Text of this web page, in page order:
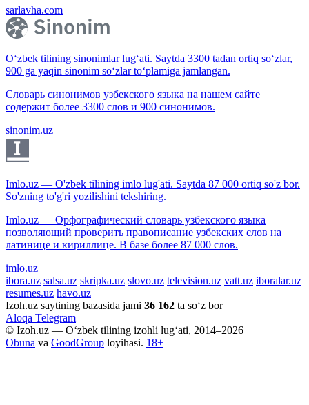
sarlavha.com
O‘zbek tilining sinonimlar lug‘ati. Saytda 3300 tadan ortiq so‘zlar,
900 ga yaqin sinonim so‘zlar to‘plamiga jamlangan.
Словарь синонимов узбекского языка на нашем сайте
содержит более 3300 слов и 900 синонимов.
sinonim.uz
Imlo.uz — O'zbek tilining imlo lug'ati. Saytda 87 000 ortiq so'z bor.
So'zning to'g'ri yozilishini tekshiring.
Imlo.uz — Орфографический словарь узбекского языка
позволяющий проверить правописание узбекских слов на
латинице и кириллице. В базе более 87 000 слов.
imlo.uz
ibora.uz salsa.uz skripka.uz slovo.uz television.uz vatt.uz iboralar.uz
resumes.uz havo.uz
Izoh.uz saytining bazasida jami 36 162 ta so‘z bor
Aloqa Telegram
© Izoh.uz — O‘zbek tilining izohli lug‘ati, 2014–2026
Obuna va GoodGroup loyihasi. 18+